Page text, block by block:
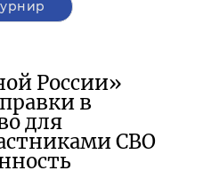
России»
в
для
СВО